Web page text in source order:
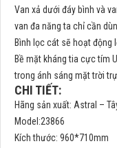
Van xả dưới đáy bình và
van đa năng ta chỉ cần
Bình lọc cát sẽ hoạt động
Bề mặt kháng tia cực tím
trong ánh sáng mặt trời
CHI TIẾT:
Hãng sản xuất: Astral –
Model:23866
Kích thước: 960*710mm